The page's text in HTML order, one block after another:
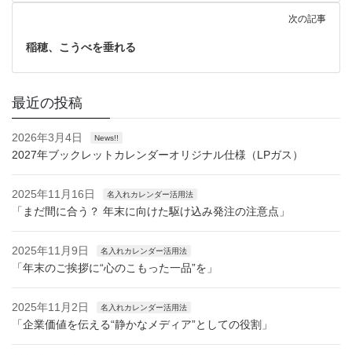
次の記事
稲穂、こうべを垂れる
最近の投稿
2026年3月4日 News!!
2027年ブックレットカレンダーオリジナル仕様（LPガス）
2025年11月16日 名入れカレンダー活用法
「まだ間に合う？ 年末に向けた駆け込み発注の注意点」
2025年11月9日 名入れカレンダー活用法
「年末のご挨拶に“心のこもった一品”を」
2025年11月2日 名入れカレンダー活用法
「企業価値を伝える“静かなメディア”としての役割」